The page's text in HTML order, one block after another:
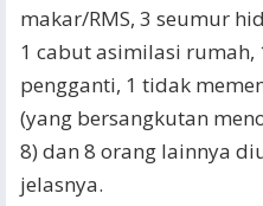
makar/RMS, 3 seumur
1 cabut asimilasi
pengganti, 1 tidak
(yang bersangkutan
8) dan 8 orang lainnya
jelasnya.